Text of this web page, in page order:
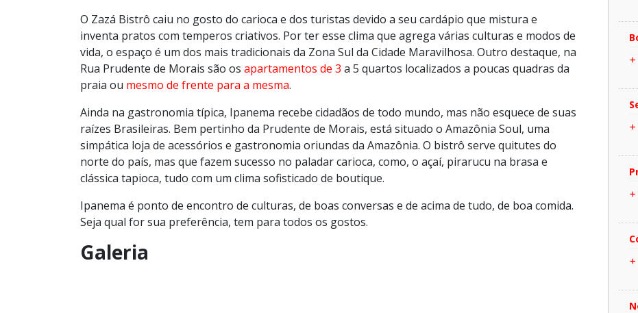
O Zazá Bistrô caiu no gosto do carioca e dos turistas devido a seu cardápio que mistura e
inventa pratos com temperos criativos. Por ter esse clima que agrega várias culturas e modos de
vida, o espaço é um dos mais tradicionais da Zona Sul da Cidade Maravilhosa. Outro destaque, na
Rua Prudente de Morais são os apartamentos de 3 a 5 quartos localizados a poucas quadras da
praia ou mesmo de frente para a mesma.
Ainda na gastronomia típica, Ipanema recebe cidadãos de todo mundo, mas não esquece de suas
raízes Brasileiras. Bem pertinho da Prudente de Morais, está situado o Amazônia Soul, uma
simpática loja de acessórios e gastronomia oriundas da Amazônia. O bistrô serve quitutes do
norte do país, mas que fazem sucesso no paladar carioca, como, o açaí, pirarucu na brasa e
clássica tapioca, tudo com um clima sofisticado de boutique.
Ipanema é ponto de encontro de culturas, de boas conversas e de acima de tudo, de boa comida.
Seja qual for sua preferência, tem para todos os gostos.
Galeria